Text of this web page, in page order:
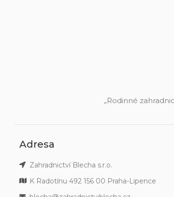
„Rodinné
Adresa
Zahradnictví Blecha s.r.o.
K Radotínu 492 156 00 Praha-Lipence